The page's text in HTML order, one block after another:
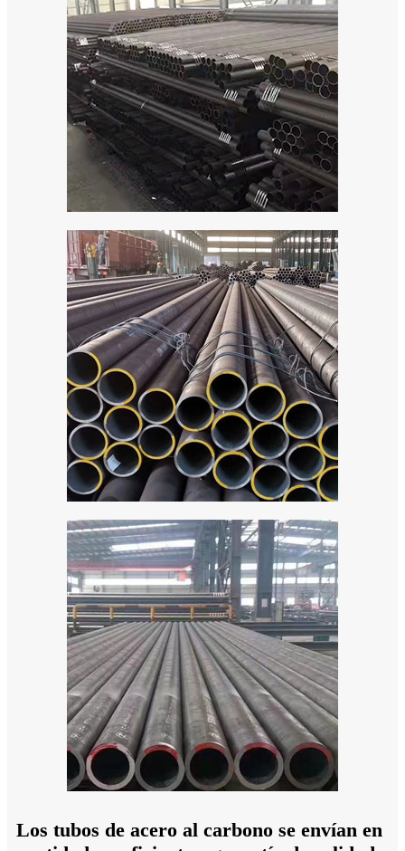
Los tubos de acero al carbono se envían en